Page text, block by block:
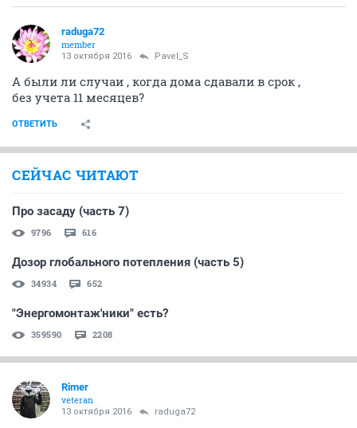
raduga72
member
13 октября 2016 Pavel_S
А были ли случаи , когда дома сдавали в срок ,
без учета 11 месяцев?
ОТВЕТИТЬ
СЕЙЧАС ЧИТАЮТ
Про засаду (часть 7)
9796 616
Дозор глобального потепления (часть 5)
34934 652
"Энергомонтаж'ники" есть?
359590 2208
Rimer
veteran
13 октября 2016 raduga72